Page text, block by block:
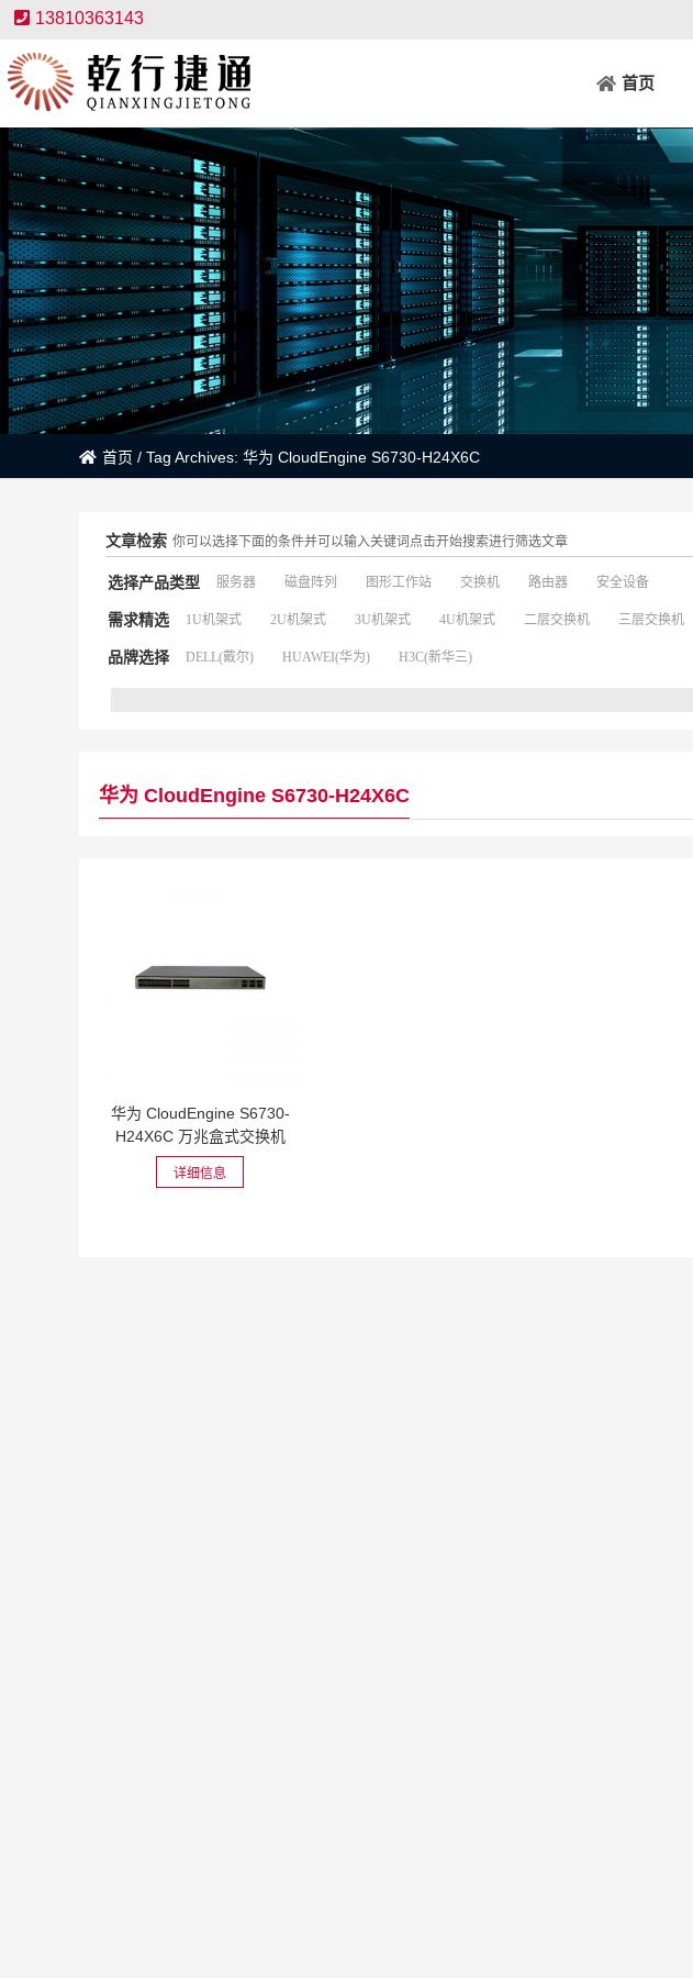
13810363143
首页
首页 / Tag Archives: 华为 CloudEngine S6730-H24X6C
文章检索 你可以选择下面的条件并可以输入关键词点击开始搜索进行筛选文章
选择产品类型 服务器 磁盘阵列 图形工作站 交换机 路由器 安全设备
需求精选 1U机架式 2U机架式 3U机架式 4U机架式 二层交换机 三层交换机
品牌选择 DELL(戴尔) HUAWEI(华为) H3C(新华三)
华为 CloudEngine S6730-H24X6C
华为 CloudEngine S6730-
H24X6C 万兆盒式交换机
详细信息